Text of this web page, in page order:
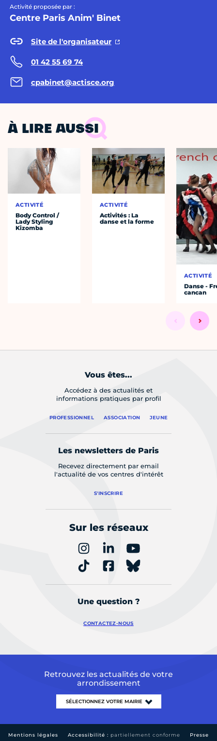
Activité proposée par :
Centre Paris Anim' Binet
Site de l'organisateur
01 42 55 69 74
cpabinet@actisce.org
À LIRE AUSSI
ACTIVITÉ
Body Control /
Lady Styling
Kizomba
ACTIVITÉ
Activités : La
danse et la forme
ACTIVITÉ
Danse -
cancan
Vous êtes...
Accédez à des actualités et
informations pratiques par profil
PROFESSIONNEL ASSOCIATION JEUNE
Les newsletters de Paris
Recevez directement par email
l'actualité de vos centres d'intérêt
S'INSCRIRE
Sur les réseaux
Une question ?
CONTACTEZ-NOUS
Retrouvez les actualités de votre
arrondissement
Mentions légales Accessibilité : partiellement conforme Presse